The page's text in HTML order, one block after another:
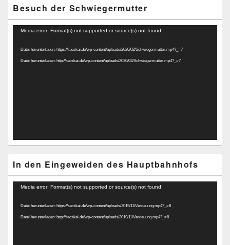
Besuch der Schwiegermutter
Video-
Media error: Format(s) not supported or source(s) not found
Datei herunterladen: https://racskai.de/wp-content/uploads/2020/02/Schwiegermutter.mp4?_=7
Datei herunterladen: http://racskai.de/wp-content/uploads/2020/02/Schwiegermutter.mp4?_=7
In den Eingeweiden des Hauptbahnhofs
Video-
Media error: Format(s) not supported or source(s) not found
Datei herunterladen: https://racskai.de/wp-content/uploads/2019/11/Verdauung.mp4?_=8
Datei herunterladen: http://racskai.de/wp-content/uploads/2019/11/Verdauung.mp4?_=8